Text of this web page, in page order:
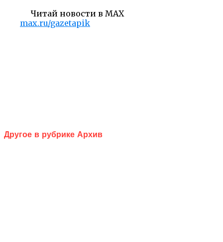
Читай новости в MAX
max.ru/gazetapik
Другое в рубрике Архив